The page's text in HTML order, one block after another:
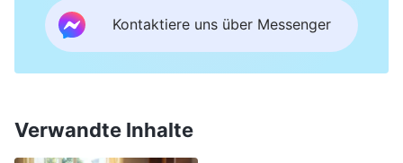
gefährlich mein Zustand war, und ich wusste,
dass ich die Wahrheit suchen und das Problem
lösen musste.
Während ich suchte, las ich einen Abschnitt der
Worte Gottes: „Fehler zu machen oder sich zu
Kontaktiere uns über Messenger
Verwandte Inhalte